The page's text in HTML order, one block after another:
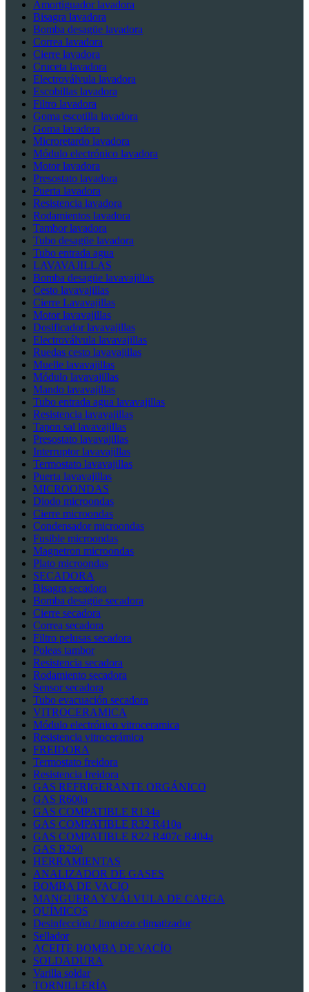
Amortiguador lavadora
Bisagra lavadora
Bomba desagüe lavadora
Correa lavadora
Cierre lavadora
Cruceta lavadora
Electroválvula lavadora
Escobillas lavadora
Filtro lavadora
Goma escotilla lavadora
Goma lavadora
Microretardo lavadora
Módulo electrónico lavadora
Motor lavadora
Presostato lavadora
Puerta lavadora
Resistencia lavadora
Rodamientos lavadora
Tambor lavadora
Tubo desagüe lavadora
Tubo entrada agua
LAVAVAJILLAS
Bomba desagüe lavavajillas
Cesto lavavajillas
Cierre Lavavajillas
Motor lavavajillas
Dosificador lavavajillas
Electroválvula lavavajillas
Ruedas cesto lavavajillas
Muelle lavavajillas
Módulo lavavajillas
Mando lavavajillas
Tubo entrada agua lavavajillas
Resistencia lavavajillas
Tapon sal lavavajillas
Presostato lavavajillas
Interruptor lavavajillas
Termostato lavavajillas
Puerta lavavajillas
MICROONDAS
Diodo microondas
Cierre microondas
Condensador microondas
Fusible microondas
Magnetron microondas
Plato microondas
SECADORA
Bisagra secadora
Bomba desagüe secadora
Cierre secadora
Correa secadora
Filtro pelusas secadora
Poleas tambor
Resistencia secadora
Rodamiento secadora
Sensor secadora
Tubo evacuación secadora
VITROCERAMICA
Módulo electrónico vitroceramica
Resistencia vitrocerámica
FREIDORA
Termostato freidora
Resistencia freidora
GAS REFRIGERANTE ORGÁNICO
GAS R600a
GAS COMPATIBLE R134a
GAS COMPATIBLE R32 R410a
GAS COMPATIBLE R22 R407c R404a
GAS R290
HERRAMIENTAS
ANALIZADOR DE GASES
BOMBA DE VACIO
MANGUERA Y VÁLVULA DE CARGA
QUÍMICOS
Desinfección / limpieza climatizador
Sellador
ACEITE BOMBA DE VACÍO
SOLDADURA
Varilla soldar
TORNILLERÍA